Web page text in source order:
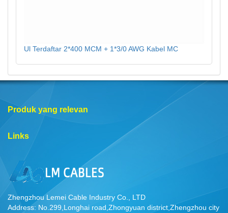
Ul Terdaftar 2*400 MCM + 1*3/0 AWG Kabel MC
Produk yang relevan
Links
Zhengzhou Lemei Cable Industry Co., LTD
Address: No.299,Longhai road,Zhongyuan district,Zhengzhou city